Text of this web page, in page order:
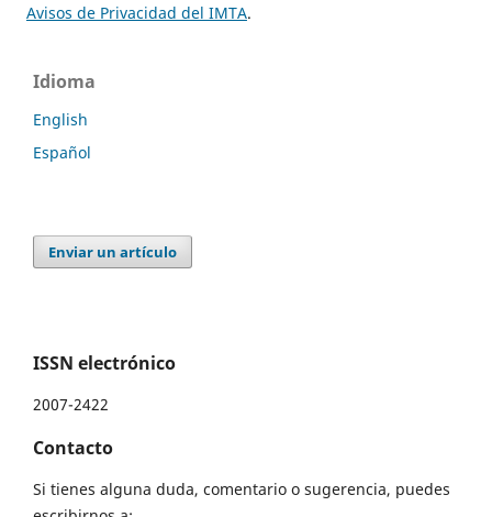
Avisos de Privacidad del IMTA.
Idioma
English
Español
Enviar un artículo
ISSN electrónico
2007-2422
Contacto
Si tienes alguna duda, comentario o sugerencia, puedes